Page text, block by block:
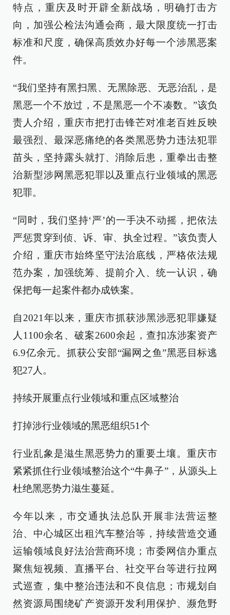
特点，重庆及时开辟全新战场，明确打击方
向，加强公检法沟通会商，最大限度统一打击
标准和尺度，确保高质效办好每一个涉黑恶案
件。
“我们坚持有黑扫黑、无黑除恶、无恶治乱，是
黑恶一个不放过，不是黑恶一个不凑数。”该负
责人介绍，重庆市把打击锋芒对准老百姓反映
最强烈、最深恶痛绝的各类黑恶势力违法犯罪
苗头，坚持露头就打、消除后患，重拳出击整
治新型涉网黑恶犯罪以及重点行业领域的黑恶
犯罪。
“同时，我们坚持‘严’的一手决不动摇，把依法
严惩贯穿到侦、诉、审、执全过程。”该负责人
介绍，重庆市始终坚守法治底线，严格依法规
范办案，加强统筹、提前介入、统一认识，确
保把每一起案件都办成铁案。
自2021年以来，重庆市抓获涉黑涉恶犯罪嫌疑
人1100余名、破案2600余起，查扣冻涉案资产
6.9亿余元。抓获公安部“漏网之鱼”黑恶目标逃
犯27人。
持续开展重点行业领域和重点区域整治
打掉涉行业领域的黑恶组织51个
行业乱象是滋生黑恶势力的重要土壤。重庆市
紧紧抓住行业领域整治这个“牛鼻子”，从源头上
杜绝黑恶势力滋生蔓延。
今年以来，市交通执法总队开展非法营运整
治、中心城区出租汽车整治等，持续营造交通
运输领域良好法治营商环境；市委网信办重点
聚焦短视频、直播平台、社交平台等进行拉网
式巡查，集中整治违法和不良信息；市规划自
然资源局围绕矿产资源开发利用保护、濒危野